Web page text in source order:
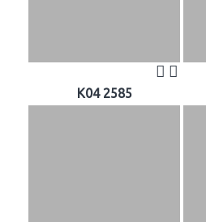
K04 2585